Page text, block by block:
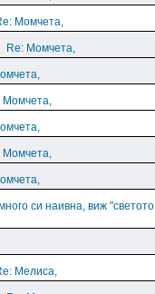
Момчета,
Re: Момчета,
Момчета,
Момчета,
си наивна, виж "светото
Мелиса,